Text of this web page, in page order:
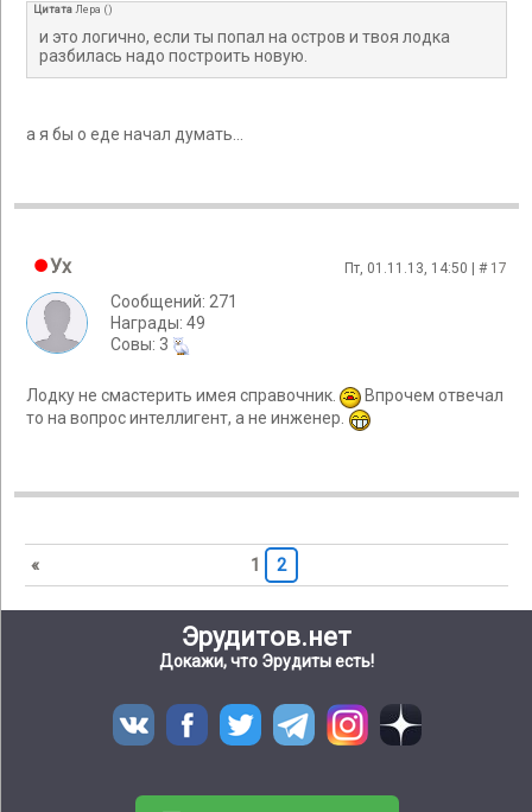
Цитата Лера ()
и это логично, если ты попал на остров и твоя лодка
разбилась надо построить новую.
а я бы о еде начал думать...
Ух Пт, 01.11.13, 14:50 | # 17
Сообщений: 271
Награды: 49
Cовы: 3
Лодку не смастерить имея справочник.
Впрочем отвечал
то на вопрос интеллигент, а не инженер.
« 1 2
Эрудитов.нет
Докажи, что Эрудиты есть!